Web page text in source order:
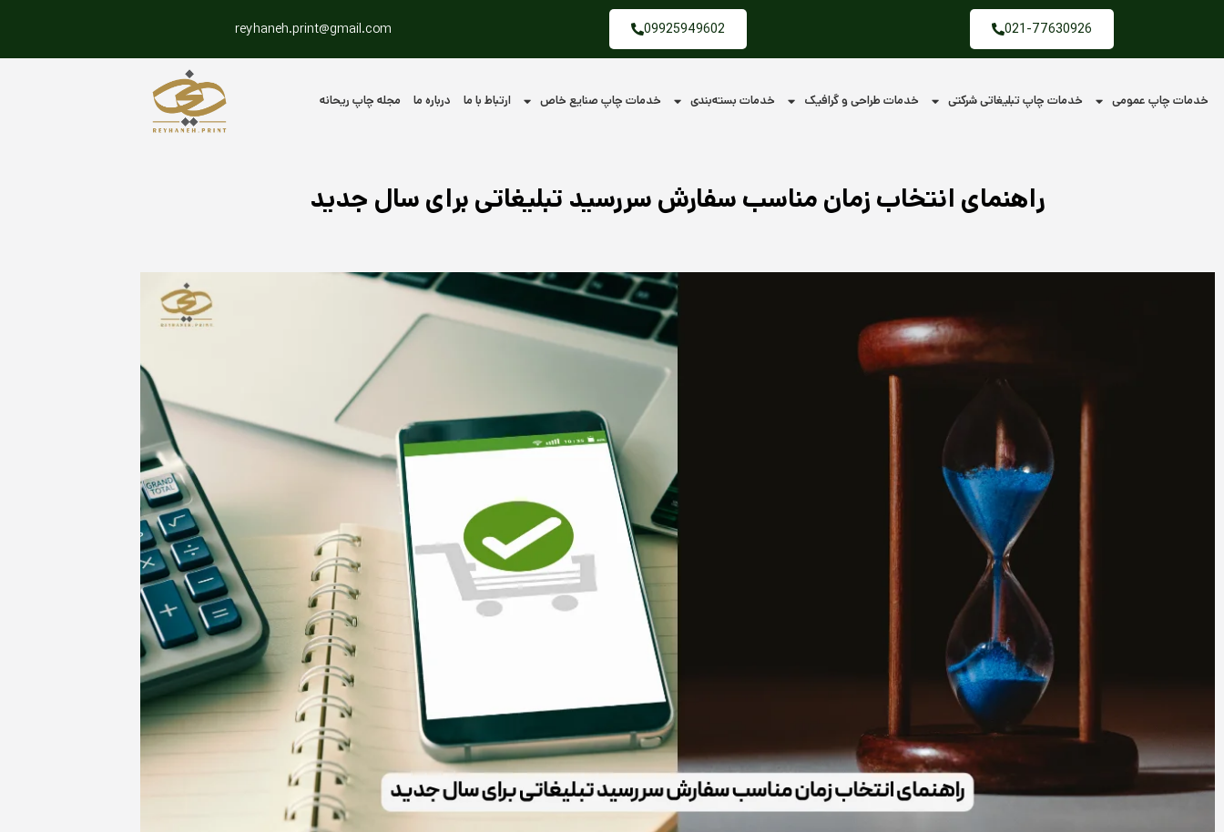
محتوا
021-77630926
09925949602
reyhaneh.print@gmail.com
خدمات چاپ عمومی خدمات چاپ تبلیغاتی شرکتی خدمات طراحی و گرافیک خدمات بسته‌بندی خدمات چاپ صنایع خاص ارتباط با ما درباره ما مجله چاپ ریحانه
راهنمای انتخاب زمان مناسب سفارش سررسید تبلیغاتی برای سال جدید